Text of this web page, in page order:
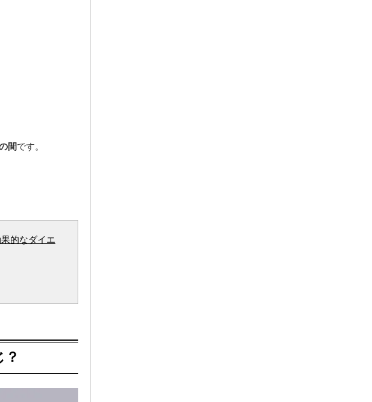
間です。
的なダイエ